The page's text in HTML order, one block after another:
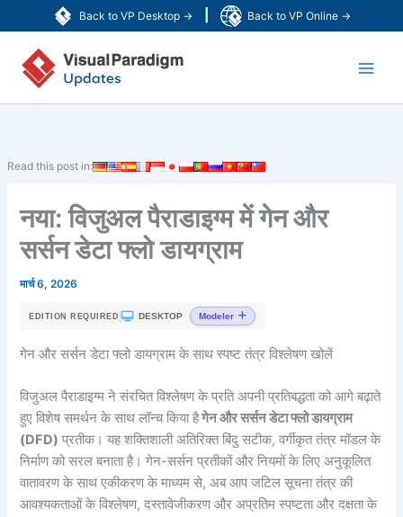
Back to VP Desktop → Back to VP Online →
to
content
Read this post in:
नया: विजुअल पैराडाइग्म में गेन और
सर्सन डेटा फ्लो डायग्राम
मार्च 6, 2026
EDITION REQUIRED | DESKTOP Modeler
गेन और सर्सन डेटा फ्लो डायग्राम के साथ स्पष्ट तंत्र विश्लेषण खोलें
विजुअल पैराडाइग्म ने संरचित विश्लेषण के प्रति अपनी प्रतिबद्धता को आगे बढ़ाते
हुए विशेष समर्थन के साथ लॉन्च किया हैगेन और सर्सन डेटा फ्लो डायग्राम
(DFD) प्रतीक। यह शक्तिशाली अतिरिक्त बिंदु सटीक, वर्गीकृत तंत्र मॉडल के
निर्माण को सरल बनाता है। गेन-सर्सन प्रतीकों और नियमों के लिए अनुकूलित
वातावरण के साथ एकीकरण के माध्यम से, अब आप जटिल सूचना तंत्र की
आवश्यकताओं के विश्लेषण, दस्तावेजीकरण और अप्रतिम स्पष्टता और दक्षता के